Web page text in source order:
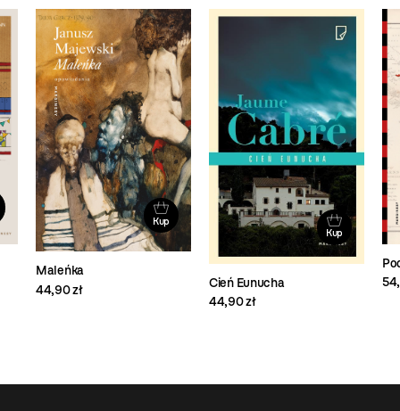
Kup
Maleńka
44,90 zł
Kup
Cień Eunucha
44,90 zł